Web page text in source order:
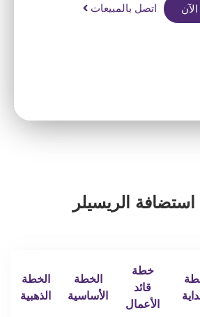
الآن اتصل بالمبيعات
الريسيلر
خطة
قائد
الأعمال
الخطة
الأساسية
الخطة
الذهبية